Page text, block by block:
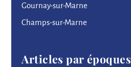
Gournay-sur-Marne
Champs-sur-Marne
Articles par époques